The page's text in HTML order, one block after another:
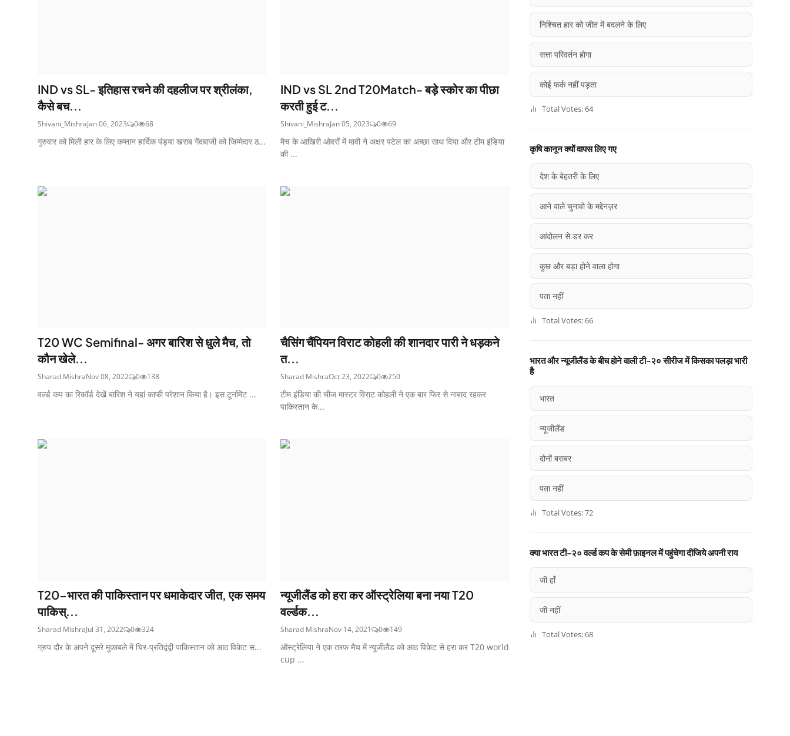
IND vs SL- इतिहास रचने की दहलीज पर श्रीलंका,
कैसे बच...
Shivani_MishraJan 06, 2023 0 68
गुरुवार को मिली हार के लिए कप्तान हार्दिक पंड्या खराब गेंदबाजी को जिम्मेदार ठ...
IND vs SL 2nd T20Match- बड़े स्कोर का पीछा
करती हुई ट...
Shivani_MishraJan 05, 2023 0 69
मैच के आखिरी ओवरों में मावी ने अक्षर पटेल का अच्छा साथ दिया और टीम इंडिया
की ...
T20 WC Semifinal- अगर बारिश से धुले मैच, तो
कौन खेले...
Sharad MishraNov 08, 2022 0 138
वर्ल्ड कप का रिकॉर्ड देखें बारिश ने यहां काफी परेशान किया है। इस टूर्नामेंट ...
चैसिंग चैंपियन विराट कोहली की शानदार पारी ने धड़कने
त...
Sharad MishraOct 23, 2022 0 250
टीम इंडिया की चीज मास्टर विराट कोहली ने एक बार फिर से नाबाद रहकर
पाकिस्तान के...
T20-भारत की पाकिस्तान पर धमाकेदार जीत, एक समय
पाकिस्...
Sharad MishraJul 31, 2022 0 324
ग्रुप दौर के अपने दूसरे मुकाबले में चिर-प्रतिद्वंद्वी पाकिस्तान को आठ विकेट स...
न्यूजीलैंड को हरा कर ऑस्ट्रेलिया बना नया T20
वर्ल्डक...
Sharad MishraNov 14, 2021 0 149
ऑस्ट्रेलिया ने एक तरफ मैच में न्यूजीलैंड को आठ विकेट से हरा कर T20 world
cup ...
निश्चित हार को जीत में बदलने के लिए
सत्ता परिवर्तन होगा
कोई फर्क नहीं पड़ता
Total Votes: 64
कृषि कानून क्यों वापस लिए गए
देश के बेहतरी के लिए
आने वाले चुनावो के मद्देनज़र
आंदोलन से डर कर
कुछ और बड़ा होने वाला होगा
पता नहीं
Total Votes: 66
भारत और न्यूजीलैंड के बीच होने वाली टी-२० सीरीज में किसका पलड़ा भारी
है
भारत
न्यूजीलैंड
दोनों बराबर
पता नहीं
Total Votes: 72
क्या भारत टी-२० वर्ल्ड कप के सेमी फ़ाइनल में पहुंचेगा दीजिये अपनी राय
जी हाँ
जी नहीं
Total Votes: 68